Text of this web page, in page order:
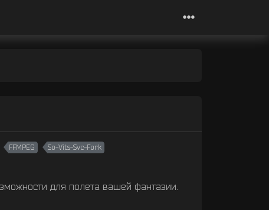
FFMPEG
So-Vits-Svc-Fork
для полета вашей фантазии.